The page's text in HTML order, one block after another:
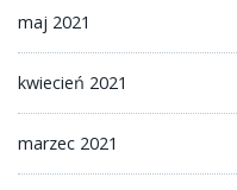
maj 2021
kwiecień 2021
marzec 2021